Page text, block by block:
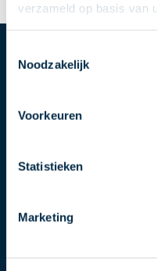
verzameld op basis van
Noodzakelijk
Voorkeuren
Statistieken
Marketing
Blijf op de
Schrijf u in voor de
mailadres